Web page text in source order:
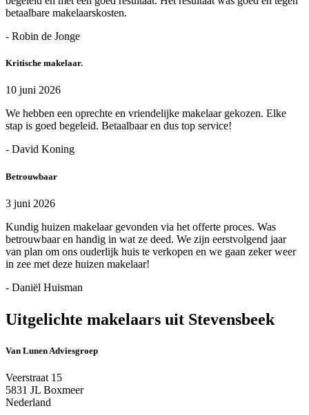
betaalbare makelaarskosten.
- Robin de Jonge
Kritische makelaar.
10 juni 2026
We hebben een oprechte en vriendelijke makelaar gekozen. Elke
stap is goed begeleid. Betaalbaar en dus top service!
- David Koning
Betrouwbaar
3 juni 2026
Kundig huizen makelaar gevonden via het offerte proces. Was
betrouwbaar en handig in wat ze deed. We zijn eerstvolgend jaar
van plan om ons ouderlijk huis te verkopen en we gaan zeker weer
in zee met deze huizen makelaar!
- Daniël Huisman
Uitgelichte makelaars uit Stevensbeek
Van Lunen Adviesgroep
Veerstraat 15
5831 JL Boxmeer
Nederland